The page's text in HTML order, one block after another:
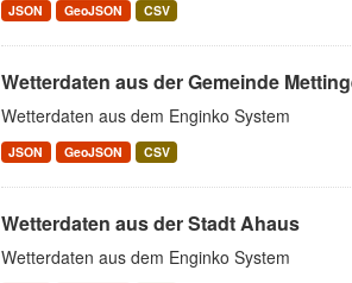
JSON GeoJSON CSV
Wetterdaten aus der Gemeinde
Wetterdaten aus dem Enginko System
JSON GeoJSON CSV
Wetterdaten aus der Stadt Ahaus
Wetterdaten aus dem Enginko System